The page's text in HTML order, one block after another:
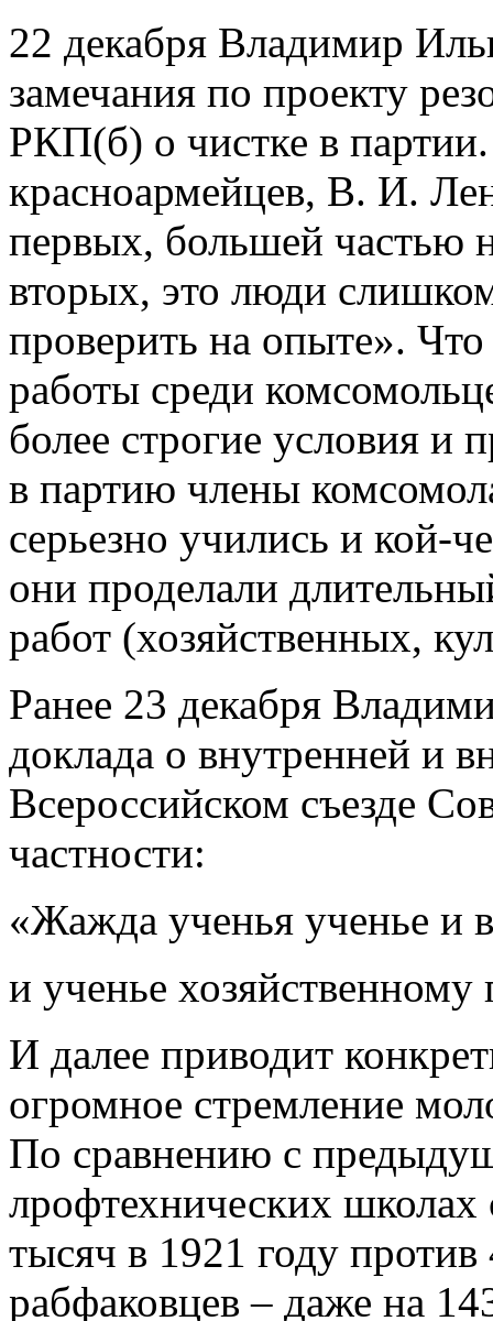
22 декабря Владимир
замечания по проекту
РКП(б) о чистке в
красноармейцев, В. И.
первых, большей частью
вторых, это люди
проверить на опыте». Что
работы среди
более строгие условия и
в партию члены
серьезно учились и кой-
они проделали
работ (хозяйственных,
Ранее 23 декабря
доклада о внутренней и
Всероссийском съезде
частности:
«Жажда ученья ученье и
и ученье
И далее приводит
огромное стремление
По сравнению с
лрофтехнических школах
тысяч в 1921 году
рабфаковцев – даже на